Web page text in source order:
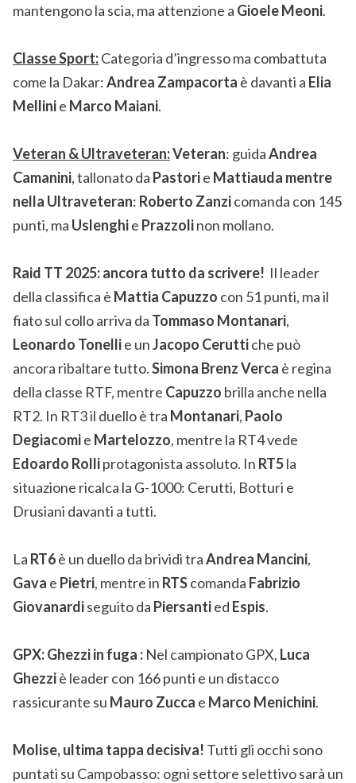
mantengono la scia, ma attenzione a Gioele Meoni.
Classe Sport:Categoria d’ingresso ma combattuta
come la Dakar:Andrea Zampacorta è davanti a Elia
Mellinie Marco Maiani.
Veteran & Ultraveteran:Veteran: guidaAndrea
Camanini, tallonato da Pastorie Mattiauda mentre
nella Ultraveteran: Roberto Zanzicomanda con 145
punti, ma Uslenghie Prazzolinon mollano.
Raid TT 2025: ancora tutto da scrivere! Il leader
della classifica è Mattia Capuzzo con 51 punti, ma il
fiato sul collo arriva da Tommaso Montanari,
Leonardo Tonellie unJacopo Ceruttiche può
ancora ribaltare tutto.Simona Brenz Verca è regina
della classe RTF, mentre Capuzzo brilla anche nella
RT2. In RT3 il duello è tra Montanari, Paolo
Degiacomie Martelozzo, mentre la RT4 vede
Edoardo Rolliprotagonista assoluto. In RT5la
situazione ricalca la G-1000: Cerutti, Botturi e
Drusiani davanti a tutti.
La RT6è un duello da brividi traAndrea Mancini,
Gava e Pietri, mentre in RTScomanda Fabrizio
Giovanardiseguito da Piersantied Espis.
GPX: Ghezzi in fuga : Nel campionato GPX, Luca
Ghezziè leader con 166 punti e un distacco
rassicurante su Mauro Zucca e Marco Menichini.
Molise, ultima tappa decisiva! Tutti gli occhi sono
puntati su Campobasso: ogni settore selettivo sarà un